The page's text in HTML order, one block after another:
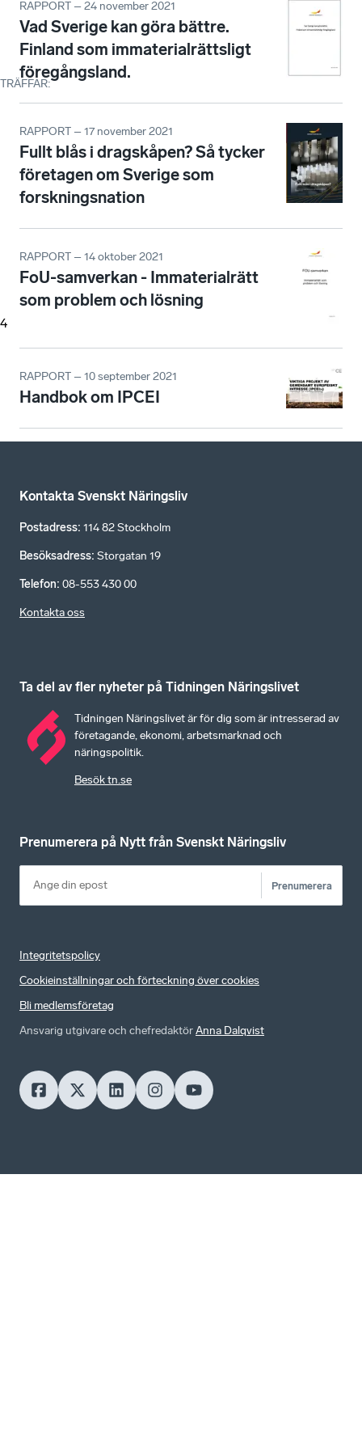
TRÄFFAR:
4
RAPPORT – 24 november 2021
Vad Sverige kan göra bättre.
Finland som immaterialrättsligt
föregångsland.
RAPPORT – 17 november 2021
Fullt blås i dragskåpen? Så tycker
företagen om Sverige som
forskningsnation
RAPPORT – 14 oktober 2021
FoU-samverkan - Immaterialrätt
som problem och lösning
RAPPORT – 10 september 2021
Handbok om IPCEI
Kontakta Svenskt Näringsliv
Postadress: 114 82 Stockholm
Besöksadress: Storgatan 19
Telefon: 08-553 430 00
Kontakta oss
Ta del av fler nyheter på Tidningen Näringslivet
Tidningen Näringslivet är för dig som är intresserad av
företagande, ekonomi, arbetsmarknad och
näringspolitik.
Besök tn.se
Prenumerera på Nytt från Svenskt Näringsliv
Prenumerera
Integritetspolicy
Cookieinställningar och förteckning över cookies
Bli medlemsföretag
Ansvarig utgivare och chefredaktörAnna Dalqvist